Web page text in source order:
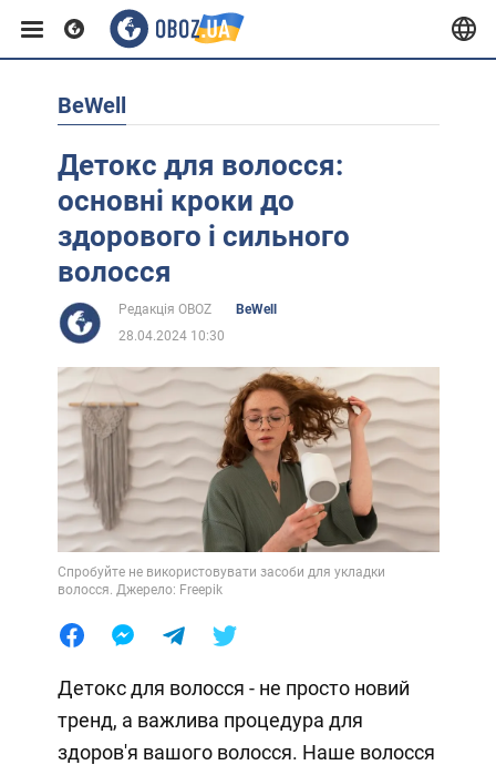
Європа
Африка
Життя
Лайфхаки
BeWell
Детокс для волосся:
основні кроки до
здорового і сильного
волосся
Редакція OBOZ
BeWell
28.04.2024 10:30
Спробуйте не використовувати засоби для укладки
волосся. Джерело: Freepik
Детокс для волосся - не просто новий
тренд, а важлива процедура для
здоров'я вашого волосся. Наше волосся